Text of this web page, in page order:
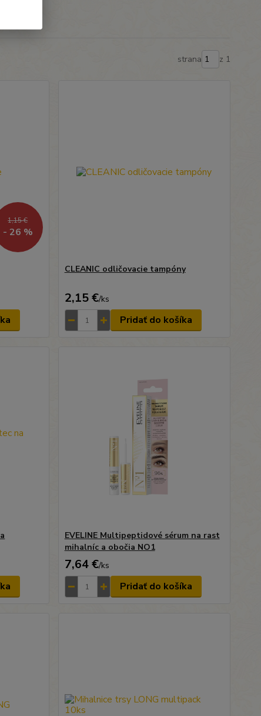
strana z 1
1,15 €
- 26 %
CLEANIC odličovacie tampóny
2,15 €/ks
Pridať do košíka
EVELINE Multipeptidové sérum na rast
mihalníc a obočia NO1
7,64 €/ks
Pridať do košíka